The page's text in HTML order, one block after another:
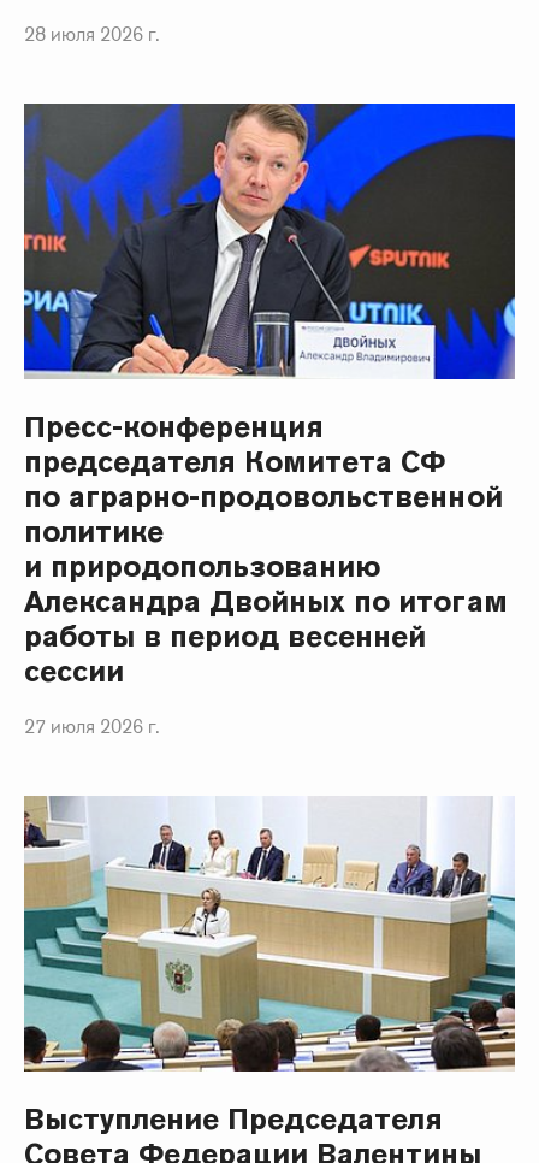
28 июля 2026 г.
Пресс-конференция
председателя Комитета СФ
по аграрно-продовольственной
политике
и природопользованию
Александра Двойных по итогам
работы в период весенней
сессии
27 июля 2026 г.
Выступление Председателя
Совета Федерации Валентины